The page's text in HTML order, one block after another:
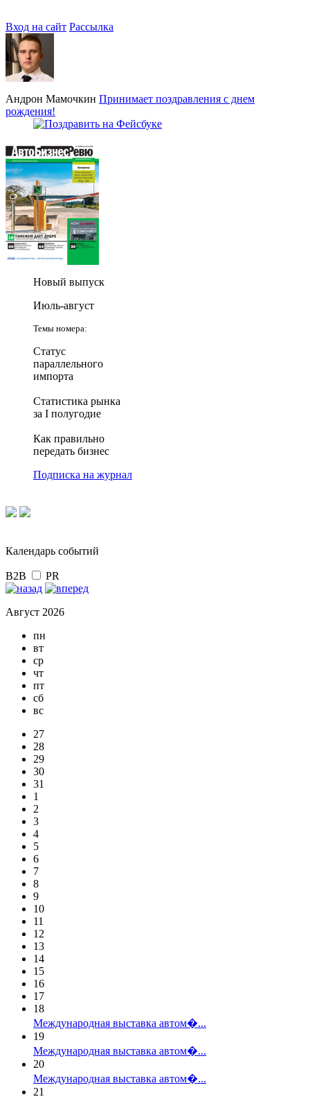
Вход на сайт Рассылка
Андрон Мамочкин Принимает поздравления с днем
рождения!
Новый выпуск
Июль-август
Темы номера:
Статус
параллельного
импорта
Статистика рынка
за I полугодие
Как правильно
передать бизнес
Подписка на журнал
Календарь событий
B2B PR
Август 2026
пн
вт
ср
чт
пт
сб
вс
27
28
29
30
31
1
2
3
4
5
6
7
8
9
10
11
12
13
14
15
16
17
18
Международная выставка автом�...
19
Международная выставка автом�...
20
Международная выставка автом�...
21